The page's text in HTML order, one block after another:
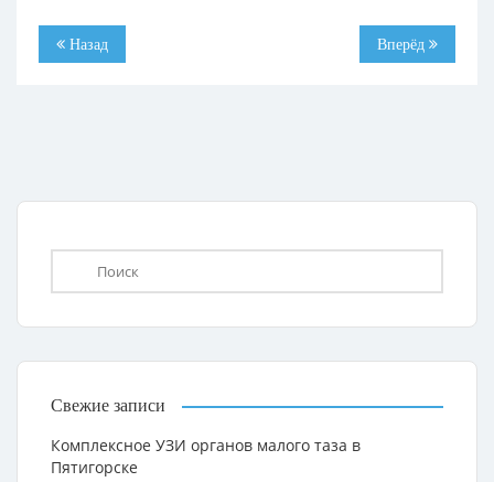
Назад Вперёд
Свежие записи
Комплексное УЗИ органов малого таза в
Пятигорске